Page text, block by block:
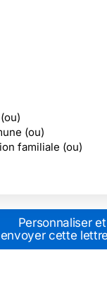
(ou)
familiale (ou)
Personnaliser et
envoyer cette lettre